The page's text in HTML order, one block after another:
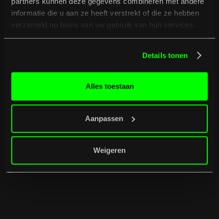
informatie die u aan ze heeft verstrekt of die ze hebben
verzameld op basis van uw gebruik van hun services.
Details tonen
Alles toestaan
Aanpassen
Weigeren
JesperJesper, Wildman, Babs, Vera Bon, Pjotr, Hiigo,
Joey's Midnight Club, Primaat, Helen Jewett en
muzikaal Deventer en omstreken. Don't miss out!